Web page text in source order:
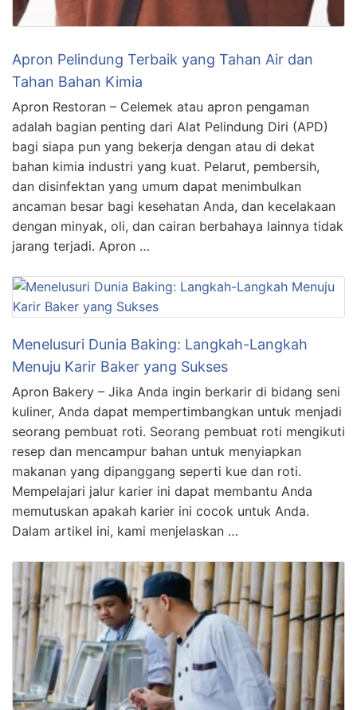
Apron Pelindung Terbaik yang Tahan Air dan
Tahan Bahan Kimia
Apron Restoran – Celemek atau apron pengaman
adalah bagian penting dari Alat Pelindung Diri (APD)
bagi siapa pun yang bekerja dengan atau di dekat
bahan kimia industri yang kuat. Pelarut, pembersih,
dan disinfektan yang umum dapat menimbulkan
ancaman besar bagi kesehatan Anda, dan kecelakaan
dengan minyak, oli, dan cairan berbahaya lainnya tidak
jarang terjadi. Apron …
Menelusuri Dunia Baking: Langkah-Langkah
Menuju Karir Baker yang Sukses
Apron Bakery – Jika Anda ingin berkarir di bidang seni
kuliner, Anda dapat mempertimbangkan untuk menjadi
seorang pembuat roti. Seorang pembuat roti mengikuti
resep dan mencampur bahan untuk menyiapkan
makanan yang dipanggang seperti kue dan roti.
Mempelajari jalur karier ini dapat membantu Anda
memutuskan apakah karier ini cocok untuk Anda.
Dalam artikel ini, kami menjelaskan …